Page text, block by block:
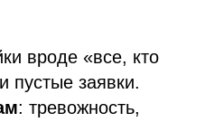
вроде «все, кто
пустые заявки.
: тревожность,